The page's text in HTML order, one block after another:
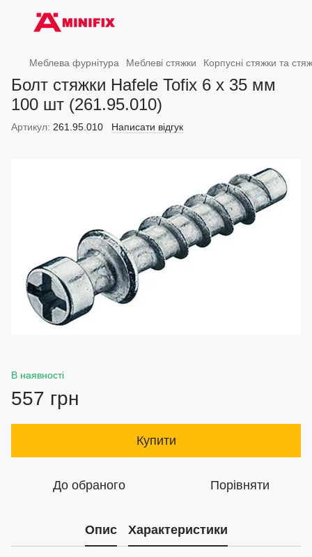
Меблева фурнітура Меблеві стяжки Корпусні стяжки та
Болт стяжки Hafele Tofix 6 х 35 мм
100 шт (261.95.010)
Артикул: 261.95.010 Написати відгук
В наявності
557 грн
Купити
До обраного Порівняти
Опис Характеристики